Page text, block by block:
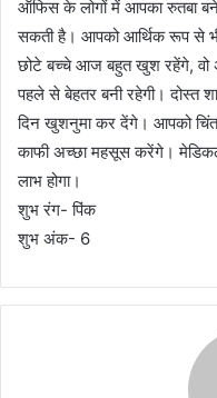
ऑफिस के लोगों में आपका रुतबा
सकती है। आपको आर्थिक रूप से
छोटे बच्चे आज बहुत खुश रहेंगे,
पहले से बेहतर बनी रहेगी। दोस्त
दिन खुशनुमा कर देंगे। आपको
काफी अच्छा महसूस करेंगे।
लाभ होगा।
शुभ रंग- पिंक
शुभ अंक- 6